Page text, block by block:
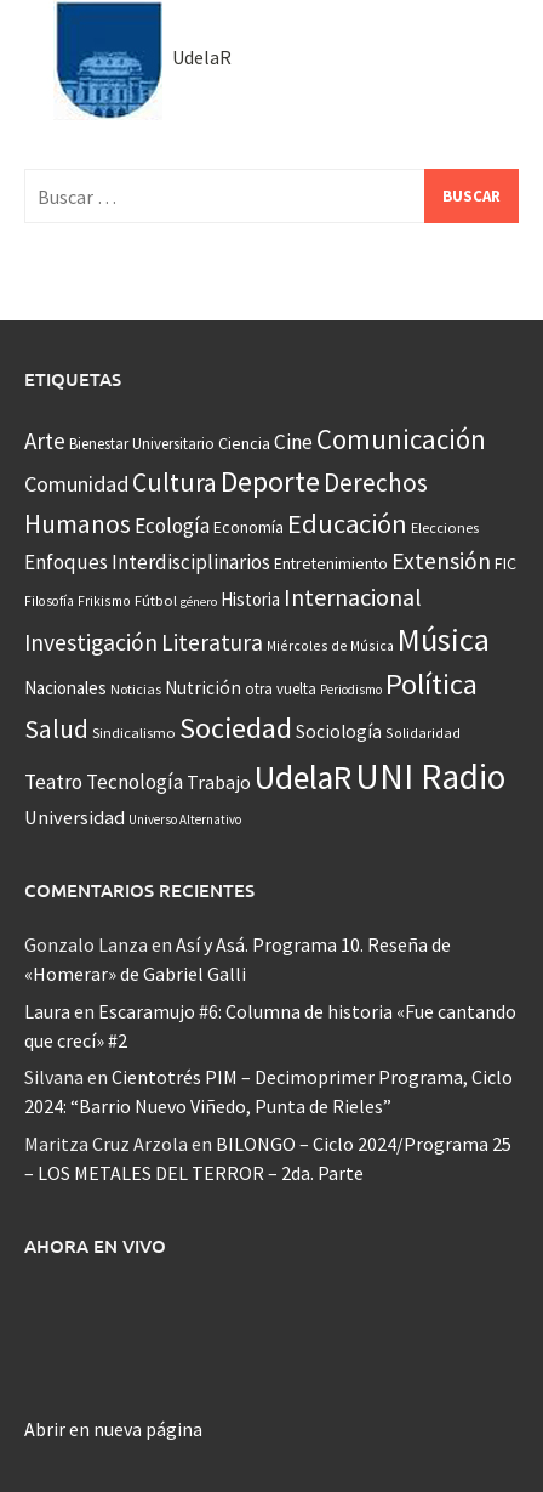
UdelaR
ETIQUETAS
Arte Bienestar Universitario Ciencia CineComunicación
Comunidad Cultura Deporte Derechos
Humanos EcologíaEconomía Educación Elecciones
Enfoques Interdisciplinarios Entretenimiento Extensión FIC
Filosofía Frikismo Fútbol género Historia Internacional
Investigación Literatura Miércoles de Música Música
Nacionales Noticias Nutrición otra vuelta Periodismo Política
Salud Sindicalismo Sociedad Sociología Solidaridad
Teatro Tecnología Trabajo UdelaRUNI Radio
Universidad Universo Alternativo
COMENTARIOS RECIENTES
Gonzalo Lanza en Así y Asá. Programa 10. Reseña de
«Homerar» de Gabriel Galli
Laura en Escaramujo #6: Columna de historia «Fue cantando
que crecí» #2
Silvana en Cientotrés PIM – Decimoprimer Programa, Ciclo
2024: “Barrio Nuevo Viñedo, Punta de Rieles”
Maritza Cruz Arzola en BILONGO – Ciclo 2024/Programa 25
– LOS METALES DEL TERROR – 2da. Parte
AHORA EN VIVO
Abrir en nueva página